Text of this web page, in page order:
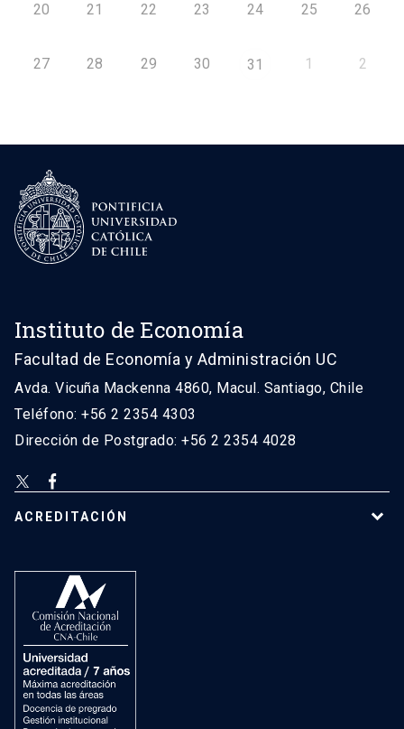
20 21 22 23 24 25 26
27 28 29 30 31 1 2
Instituto de Economía
Facultad de Economía y Administración UC
Avda. Vicuña Mackenna 4860, Macul. Santiago, Chile
Teléfono: +56 2 2354 4303
Dirección de Postgrado: +56 2 2354 4028
ACREDITACIÓN